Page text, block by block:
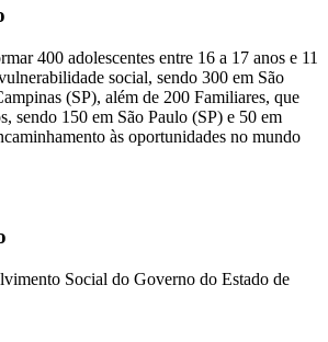
400 adolescentes entre 16 a 17 anos e 11
social, sendo 300 em São
(SP), além de 200 Familiares, que
sendo 150 em São Paulo (SP) e 50 em
às oportunidades no mundo
Social do Governo do Estado de